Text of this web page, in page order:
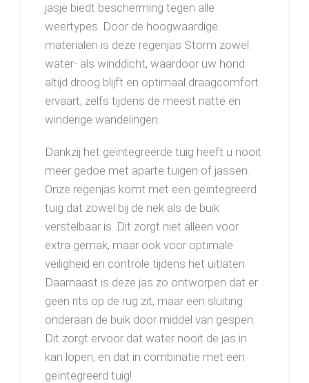
jasje biedt bescherming tegen alle
weertypes. Door de hoogwaardige
materialen is deze regenjas Storm zowel
water- als winddicht, waardoor uw hond
altijd droog blijft en optimaal draagcomfort
ervaart, zelfs tijdens de meest natte en
winderige wandelingen.
Dankzij het geïntegreerde tuig heeft u nooit
meer gedoe met aparte tuigen of jassen.
Onze regenjas komt met een geïntegreerd
tuig dat zowel bij de nek als de buik
verstelbaar is. Dit zorgt niet alleen voor
extra gemak, maar ook voor optimale
veiligheid en controle tijdens het uitlaten.
Daarnaast is deze jas zo ontworpen dat er
geen rits op de rug zit, maar een sluiting
onderaan de buik door middel van gespen.
Dit zorgt ervoor dat water nooit de jas in
kan lopen, en dat in combinatie met een
geïntegreerd tuig!